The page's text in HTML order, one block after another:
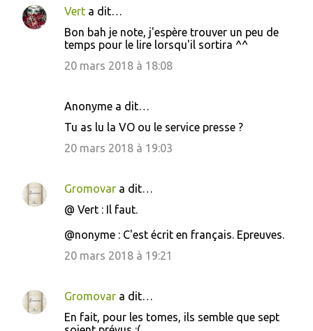
s
Vert a dit…
Bon bah je note, j'espère trouver un peu de
temps pour le lire lorsqu'il sortira ^^
20 mars 2018 à 18:08
Anonyme a dit…
Tu as lu la VO ou le service presse ?
20 mars 2018 à 19:03
Gromovar a dit…
@ Vert : Il faut.
@nonyme : C'est écrit en français. Epreuves.
20 mars 2018 à 19:21
Gromovar a dit…
En fait, pour les tomes, ils semble que sept